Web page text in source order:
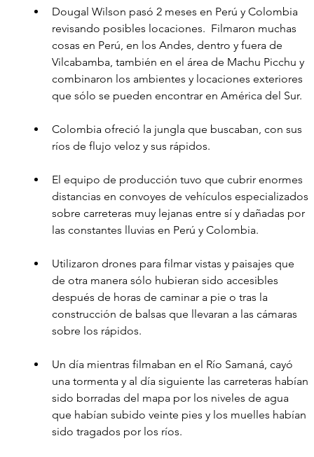
Dougal Wilson pasó 2 meses en Perú y Colombia
revisando posibles locaciones.  Filmaron muchas
cosas en Perú, en los Andes, dentro y fuera de
Vilcabamba, también en el área de Machu Picchu y
combinaron los ambientes y locaciones exteriores
que sólo se pueden encontrar en América del Sur.
Colombia ofreció la jungla que buscaban, con sus
ríos de flujo veloz y sus rápidos.
El equipo de producción tuvo que cubrir enormes
distancias en convoyes de vehículos especializados
sobre carreteras muy lejanas entre sí y dañadas por
las constantes lluvias en Perú y Colombia.
Utilizaron drones para filmar vistas y paisajes que
de otra manera sólo hubieran sido accesibles
después de horas de caminar a pie o tras la
construcción de balsas que llevaran a las cámaras
sobre los rápidos.
Un día mientras filmaban en el Río Samaná, cayó
una tormenta y al día siguiente las carreteras habían
sido borradas del mapa por los niveles de agua
que habían subido veinte pies y los muelles habían
sido tragados por los ríos.